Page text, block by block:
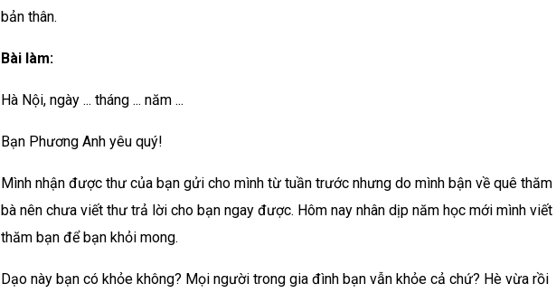
bản thân.
Bài làm:
Hà Nội, ngày ... tháng ... năm ...
Bạn Phương Anh yêu quý!
Mình nhận được thư của bạn gửi cho mình từ tuần trước nhưng do mình bận về quê thăm
bà nên chưa viết thư trả lời cho bạn ngay được. Hôm nay nhân dịp năm học mới mình
thăm bạn để bạn khỏi mong.
Dạo này bạn có khỏe không? Mọi người trong gia đình bạn vẫn khỏe cả chứ? Hè vừa rồi